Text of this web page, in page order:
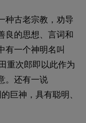
种古老宗教，劝导
良的思想、言词和
有一个神明名叫
重次郎即以此作为
。还有一说
巨神，具有聪明、